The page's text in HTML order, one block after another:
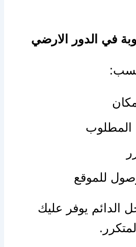
في الدور الارضي
حسب:
المطلوب
للموقع
الدائم يوفر عليك